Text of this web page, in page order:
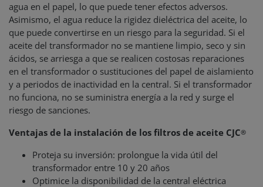
agua en el papel, lo que puede tener efectos adversos.
Asimismo, el agua reduce la rigidez dieléctrica del aceite, lo
que puede convertirse en un riesgo para la seguridad. Si el
aceite del transformador no se mantiene limpio, seco y sin
ácidos, se arriesga a que se realicen costosas reparaciones
en el transformador o sustituciones del papel de aislamiento
y a periodos de inactividad en la central. Si el transformador
no funciona, no se suministra energía a la red y surge el
riesgo de sanciones.
Ventajas de la instalación de los filtros de aceite CJC®
Proteja su inversión: prolongue la vida útil del
transformador entre 10 y 20 años
Optimice la disponibilidad de la central eléctrica